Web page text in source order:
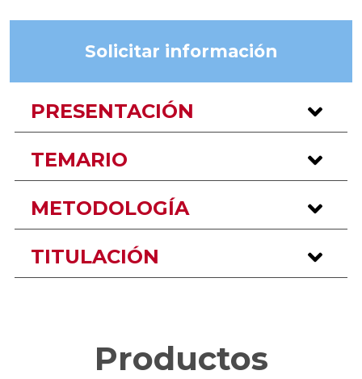
Solicitar información
PRESENTACIÓN
TEMARIO
METODOLOGÍA
TITULACIÓN
Productos